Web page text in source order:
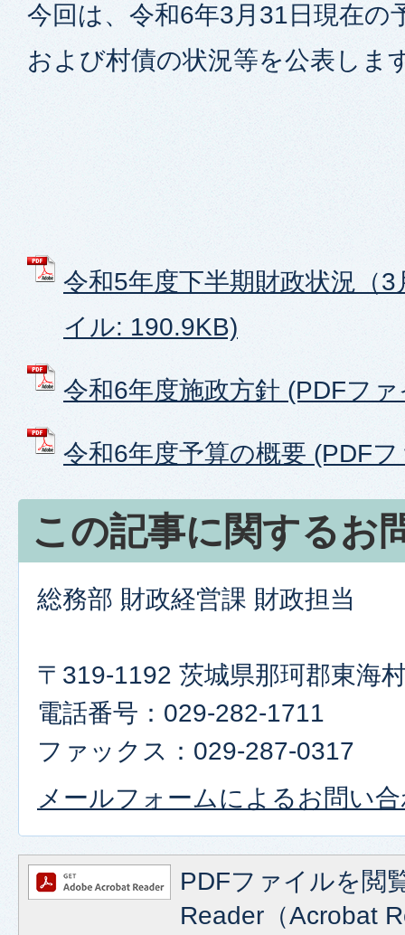
今回は、令和6年3月31日現在の
および村債の状況等を公表しま
令和5年度下半期財政状況（
イル: 190.9KB)
令和6年度施政方針 (PDFフ
令和6年度予算の概要 (PDF
この記事に関するお
総務部 財政経営課 財政担当
〒319-1192 茨城県那珂郡東海
電話番号：029-282-1711
ファックス：029-287-0317
メールフォームによるお問い
PDFファイルを閲
Reader（Acrobat